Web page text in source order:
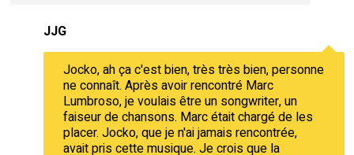
JJG
Jocko, ah ça c'est bien, très très bien, personne
ne connaît. Après avoir rencontré Marc
Lumbroso, je voulais être un songwriter, un
faiseur de chansons. Marc était chargé de les
placer. Jocko, que je n'ai jamais rencontrée,
avait pris cette musique. Je crois que la